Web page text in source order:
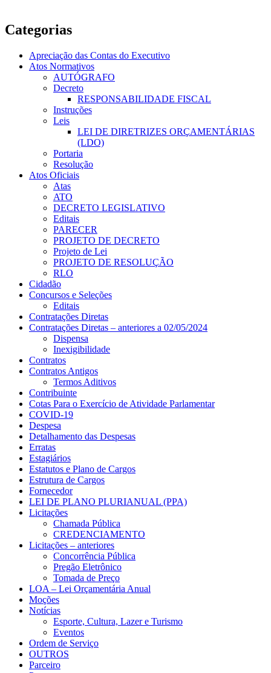
Categorias
Apreciação das Contas do Executivo
Atos Normativos
AUTÓGRAFO
Decreto
RESPONSABILIDADE FISCAL
Instruções
Leis
LEI DE DIRETRIZES ORÇAMENTÁRIAS
(LDO)
Portaria
Resolução
Atos Oficiais
Atas
ATO
DECRETO LEGISLATIVO
Editais
PARECER
PROJETO DE DECRETO
Projeto de Lei
PROJETO DE RESOLUÇÃO
RLO
Cidadão
Concursos e Seleções
Editais
Contratações Diretas
Contratações Diretas – anteriores a 02/05/2024
Dispensa
Inexigibilidade
Contratos
Contratos Antigos
Termos Aditivos
Contribuinte
Cotas Para o Exercício de Atividade Parlamentar
COVID-19
Despesa
Detalhamento das Despesas
Erratas
Estagiários
Estatutos e Plano de Cargos
Estrutura de Cargos
Fornecedor
LEI DE PLANO PLURIANUAL (PPA)
Licitações
Chamada Pública
CREDENCIAMENTO
Licitações – anteriores
Concorrência Pública
Pregão Eletrônico
Tomada de Preço
LOA – Lei Orçamentária Anual
Moções
Notícias
Esporte, Cultura, Lazer e Turismo
Eventos
Ordem de Serviço
OUTROS
Parceiro